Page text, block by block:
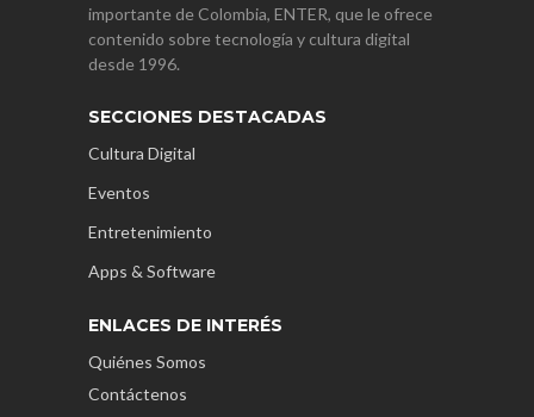
importante de Colombia, ENTER, que le ofrece
contenido sobre tecnología y cultura digital
desde 1996.
SECCIONES DESTACADAS
Cultura Digital
Eventos
Entretenimiento
Apps & Software
ENLACES DE INTERÉS
Quiénes Somos
Contáctenos